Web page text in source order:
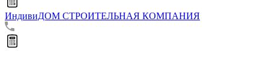
ИндивиДОМ СТРОИТЕЛЬНАЯ КОМПАНИЯ